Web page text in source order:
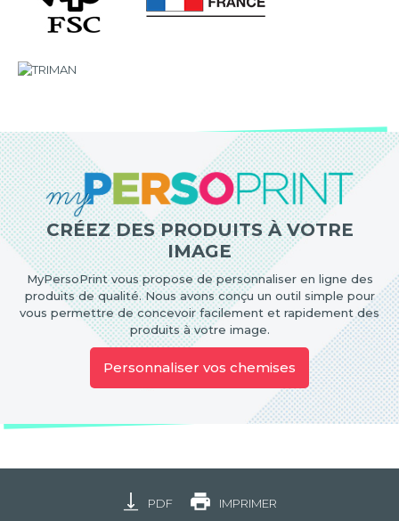
CRÉEZ DES PRODUITS À VOTRE
IMAGE
MyPersoPrint vous propose de personnaliser en ligne des
produits de qualité. Nous avons conçu un outil simple pour
vous permettre de concevoir facilement et rapidement des
produits à votre image.
Personnaliser vos chemises
PDF IMPRIMER